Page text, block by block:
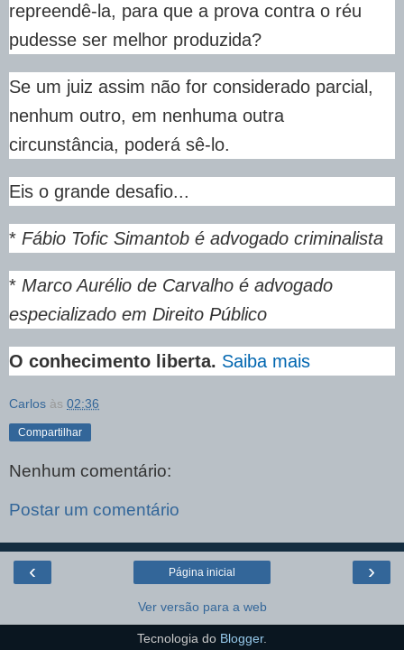
repreendê-la, para que a prova contra o réu
pudesse ser melhor produzida?
Se um juiz assim não for considerado parcial,
nenhum outro, em nenhuma outra
circunstância, poderá sê-lo.
Eis o grande desafio...
* Fábio Tofic Simantob é advogado criminalista
* Marco Aurélio de Carvalho é advogado
especializado em Direito Público
O conhecimento liberta. Saiba mais
Carlos às 02:36
Compartilhar
Nenhum comentário:
Postar um comentário
‹ ›
Página inicial
Ver versão para a web
Tecnologia do Blogger.